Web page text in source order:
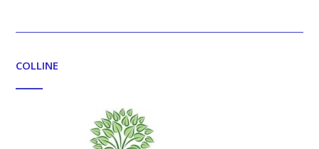
COLLINE